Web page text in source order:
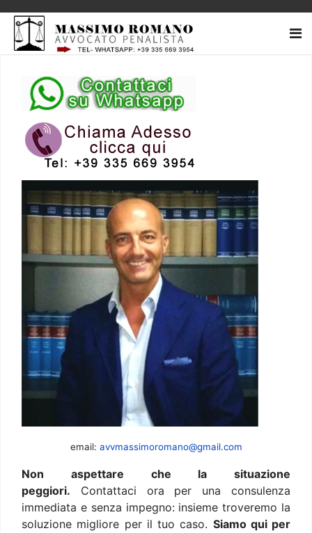
email: avvmassimoromano@gmail.com
Non aspettare che la situazione
peggiori. Contattaci ora per una consulenza
immediata e senza impegno: insieme troveremo la
soluzione migliore per il tuo caso. Siamo qui per